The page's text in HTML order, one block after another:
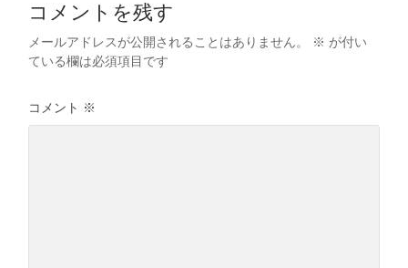
コメントを残す
メールアドレスが公開されることはありません。 ※ が付い
ている欄は必須項目です
コメント ※